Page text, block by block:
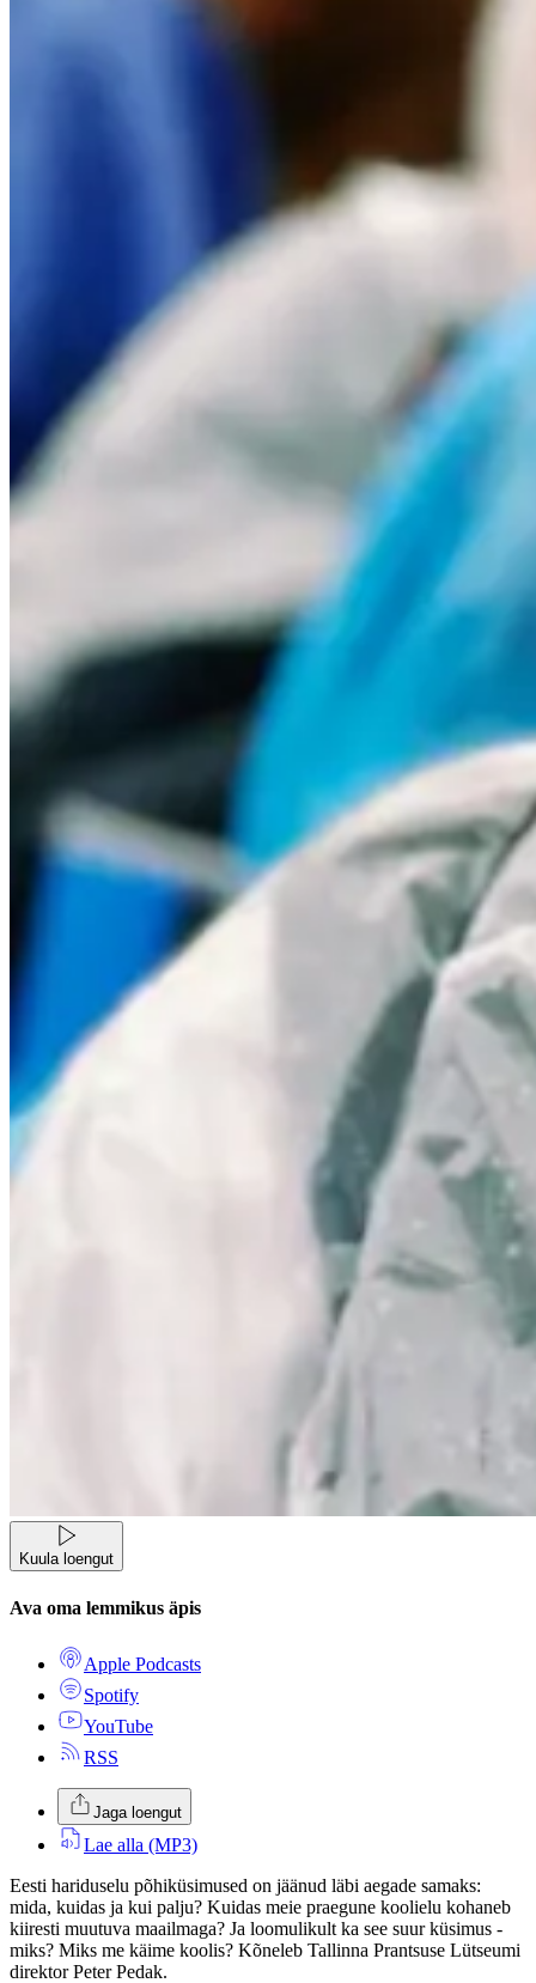
Kuula loengut
Ava oma lemmikus äpis
Apple Podcasts
Spotify
YouTube
RSS
Jaga loengut
Lae alla (MP3)
Eesti hariduselu põhiküsimused on jäänud läbi aegade samaks:
mida, kuidas ja kui palju? Kuidas meie praegune koolielu kohaneb
kiiresti muutuva maailmaga? Ja loomulikult ka see suur küsimus -
miks? Miks me käime koolis? Kõneleb Tallinna Prantsuse Lütseumi
direktor Peter Pedak.